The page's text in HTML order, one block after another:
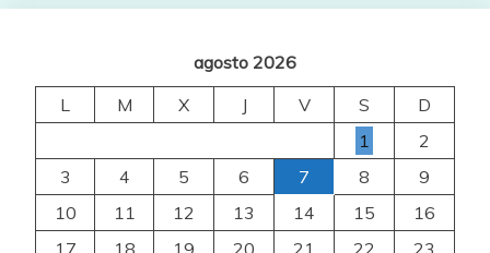
agosto 2026
L
M X J V S
D
1
2
3
4 5 6 7 8
9
10
11 12 13 14 15
16